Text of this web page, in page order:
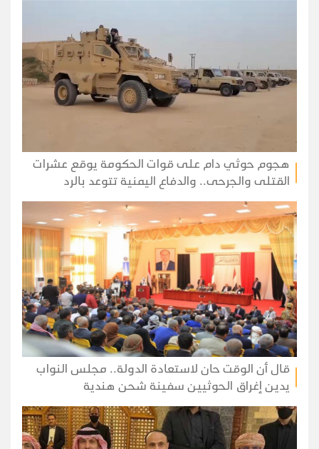
هجوم حوثي دام على قوات الحكومة يوقع عشرات
القتلى والجرحى.. والدفاع اليمنية تتوعد بالرد
قال أن الوقت حان لاستعادة الدولة.. مجلس النواب
يدين إغراق الحوثيين سفينة شحن هندية